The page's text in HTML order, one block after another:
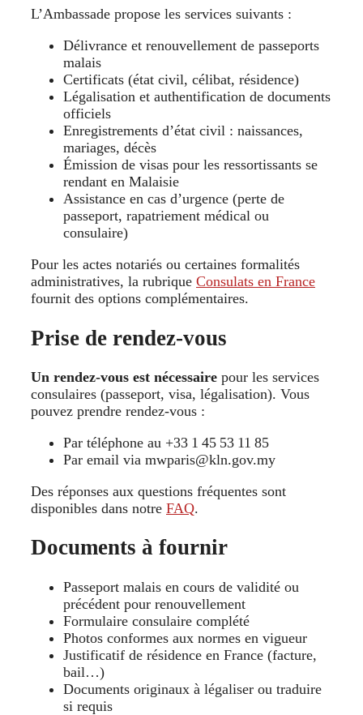
L’Ambassade propose les services suivants :
Délivrance et renouvellement de passeports
malais
Certificats (état civil, célibat, résidence)
Légalisation et authentification de documents
officiels
Enregistrements d’état civil : naissances,
mariages, décès
Émission de visas pour les ressortissants se
rendant en Malaisie
Assistance en cas d’urgence (perte de
passeport, rapatriement médical ou
consulaire)
Pour les actes notariés ou certaines formalités
administratives, la rubrique Consulats en France
fournit des options complémentaires.
Prise de rendez-vous
Un rendez-vous est nécessaire pour les services
consulaires (passeport, visa, légalisation). Vous
pouvez prendre rendez-vous :
Par téléphone au +33 1 45 53 11 85
Par email via mwparis@kln.gov.my
Des réponses aux questions fréquentes sont
disponibles dans notre FAQ.
Documents à fournir
Passeport malais en cours de validité ou
précédent pour renouvellement
Formulaire consulaire complété
Photos conformes aux normes en vigueur
Justificatif de résidence en France (facture,
bail…)
Documents originaux à légaliser ou traduire
si requis